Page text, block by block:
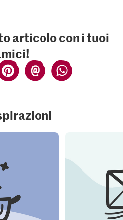
articolo con i tuoi